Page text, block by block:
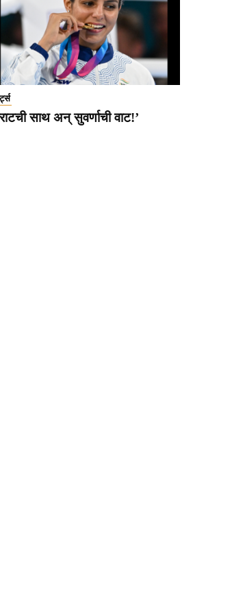
साथ अन् सुवर्णाची वाट!’